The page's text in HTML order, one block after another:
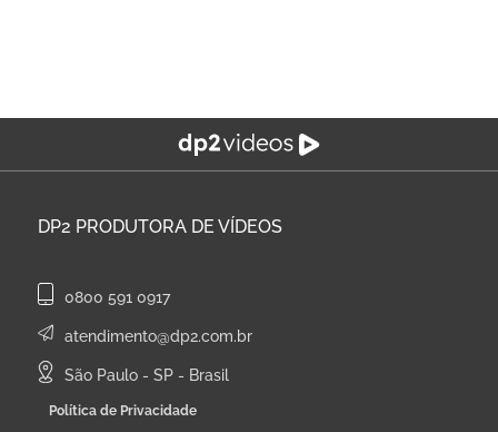
DP2 PRODUTORA DE VÍDEOS
0800 591 0917
atendimento@dp2.com.br
São Paulo - SP - Brasil
Política de Privacidade